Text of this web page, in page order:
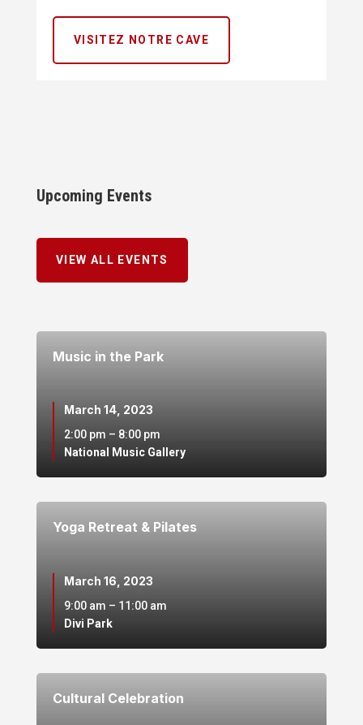
VISITEZ NOTRE CAVE
Upcoming Events
VIEW ALL EVENTS
Music in the Park
March 14, 2023
2:00 pm – 8:00 pm
National Music Gallery
Yoga Retreat & Pilates
March 16, 2023
9:00 am – 11:00 am
Divi Park
Cultural Celebration